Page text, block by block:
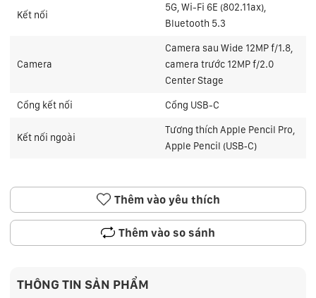
Kết nối
5G, Wi-Fi 6E (802.11ax),
Bluetooth 5.3
Camera
Camera sau Wide 12MP f/1.8,
camera trước 12MP f/2.0
Center Stage
Cổng kết nối Cổng USB-C
Kết nối ngoài
Tương thích Apple Pencil Pro,
Apple Pencil (USB‑C)
Thêm vào yêu thích
Thêm vào so sánh
THÔNG TIN SẢN PHẨM